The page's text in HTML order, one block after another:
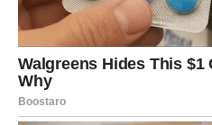
osjećaj da je izgubio samog sebe
kakve svađe.